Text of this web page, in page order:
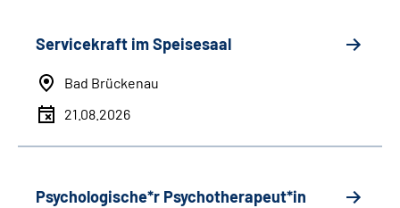
Servicekraft im Speisesaal
Bad Brückenau
21.08.2026
Psychologische*r Psychotherapeut*in